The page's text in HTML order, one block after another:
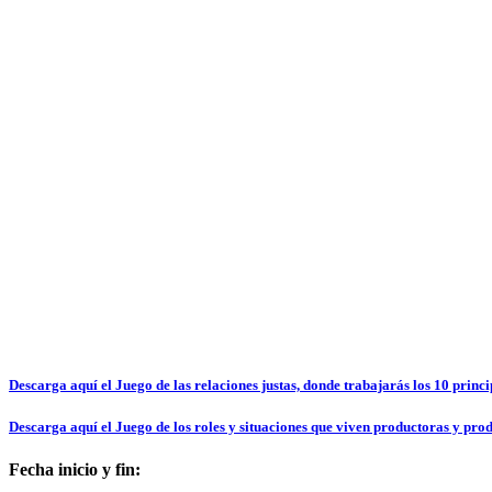
Descarga aquí el Juego de las relaciones justas, donde trabajarás los 10
Descarga aquí el Juego de los roles y situaciones que viven productoras y
Fecha inicio y fin: